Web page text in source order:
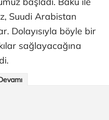
Suudi Arabistan
Dolayısıyla böyle bir
sağlayacağına